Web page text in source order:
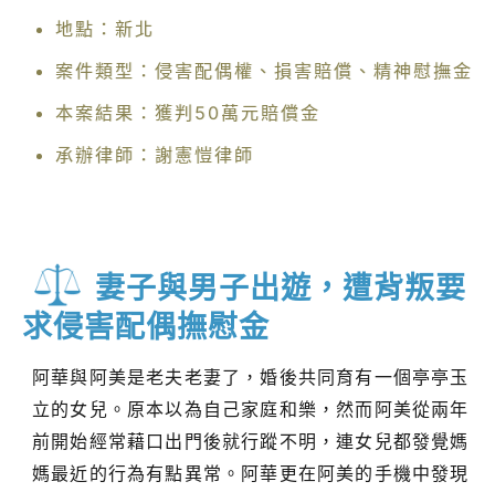
地點：新北
案件類型：侵害配偶權、損害賠償、精神慰撫金
本案結果：獲判50萬元賠償金
承辦律師：謝憲愷律師
妻子與男子出遊，遭背叛要
求侵害配偶撫慰金
阿華與阿美是老夫老妻了，婚後共同育有一個亭亭玉
立的女兒。原本以為自己家庭和樂，然而阿美從兩年
前開始經常藉口出門後就行蹤不明，連女兒都發覺媽
媽最近的行為有點異常。阿華更在阿美的手機中發現